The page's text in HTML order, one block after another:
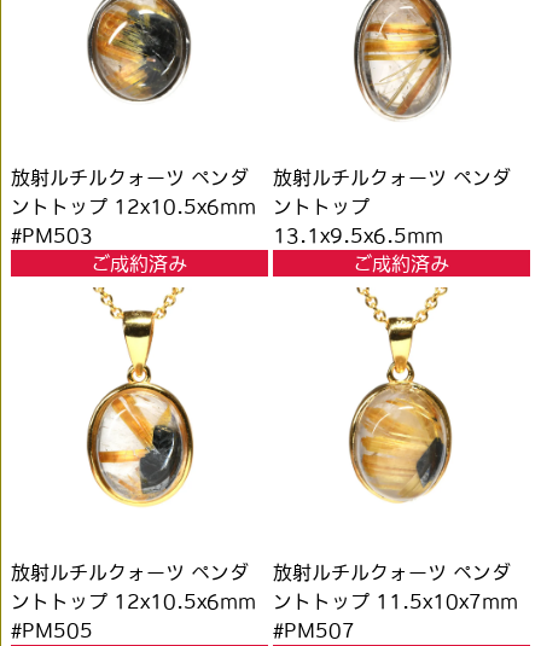
放射ルチルクォーツ ペンダ
ントトップ 12x10.5x6mm
#PM503
ご成約済み
放射ルチルクォーツ ペンダ
ントトップ
13.1x9.5x6.5mm
#PM504ご成約済み
放射ルチルクォーツ ペンダ
ントトップ 12x10.5x6mm
#PM505
放射ルチルクォーツ ペンダ
ントトップ 11.5x10x7mm
#PM507